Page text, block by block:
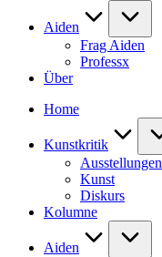
Aiden
Frag Aiden
Professx
Über
Home
Kunstkritik
Ausstellungen
Kunst
Diskurs
Kolumne
Aiden